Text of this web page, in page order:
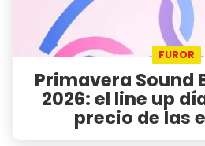
FUROR
Primavera Sound
2026: el line up
precio de las